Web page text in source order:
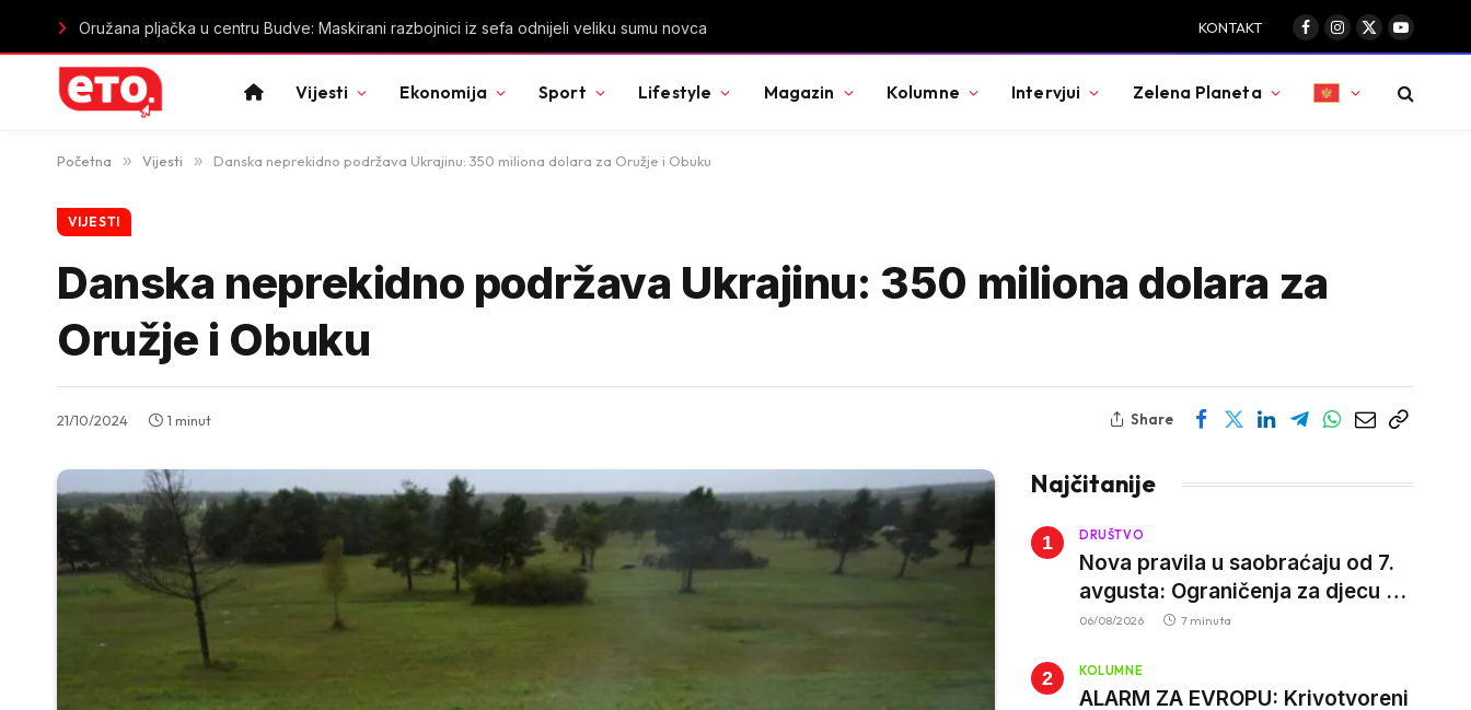
Dok se crnogorska vuna baca, svijet je pretvara u luksuz: Kako je nestao zanat koji je nekada hranio sjever KONTAKT
Facebook
Instagram
X
(Twitter)
YouTube
Vijesti Ekonomija Sport Lifestyle Magazin Kolumne Intervjui Zelena Planeta
Početna » Vijesti » Danska neprekidno podržava Ukrajinu: 350 miliona dolara za Oružje i Obuku
VIJESTI
Danska neprekidno podržava Ukrajinu: 350 miliona dolara za
Oružje i Obuku
21/10/2024 1 minut Share
Najčitanije
DRUŠTVO
Nova pravila u saobraćaju od 7.
avgusta: Ograničenja za djecu na
trotinetima i mlade vozače, veće
djece
06/08/2026 7 minuta
KOLUMNE
ALARM ZA EVROPU: Krivotvoreni